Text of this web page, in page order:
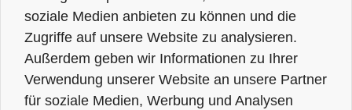
soziale Medien anbieten zu können und die
Zugriffe auf unsere Website zu analysieren.
Außerdem geben wir Informationen zu Ihrer
Verwendung unserer Website an unsere Partner
für soziale Medien, Werbung und Analysen